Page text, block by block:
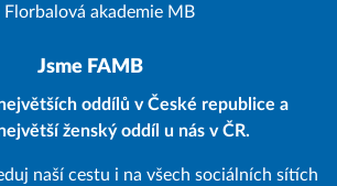
Jsme FAMB
oddílů v České republice a
ženský oddíl u nás v ČR.
naší cestu i na všech sociálních sítích